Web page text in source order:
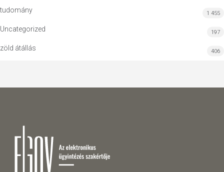
tudomány 1 455
Uncategorized 197
zöld átállás 406